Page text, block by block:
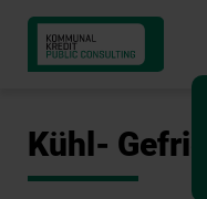
Kühl-